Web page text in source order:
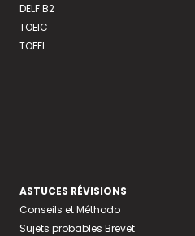
DELF B2
TOEIC
TOEFL
ASTUCES RÉVISIONS
Conseils et Méthodo
Sujets probables Brevet